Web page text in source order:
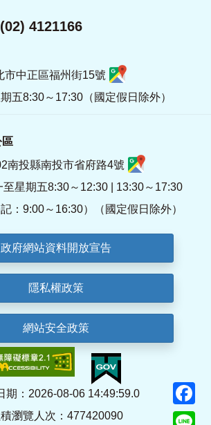
4121166
市中正區福州街15號
五8:30～17:30（國定假日除外）
區
南投縣南投市省府路4號
至星期五8:30～12:30 | 13:30～17:30
記：9:00～16:30）（國定假日除外）
政府網站資料開放宣告
隱私權政策
網站安全政策
期：2026-08-06 14:49:59.0
積瀏覽人次：477420090